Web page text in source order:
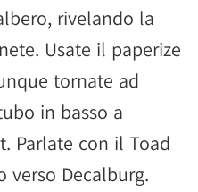
rivelando la
Usate il paperize
tornate ad
in basso a
Parlate con il Toad
verso Decalburg.